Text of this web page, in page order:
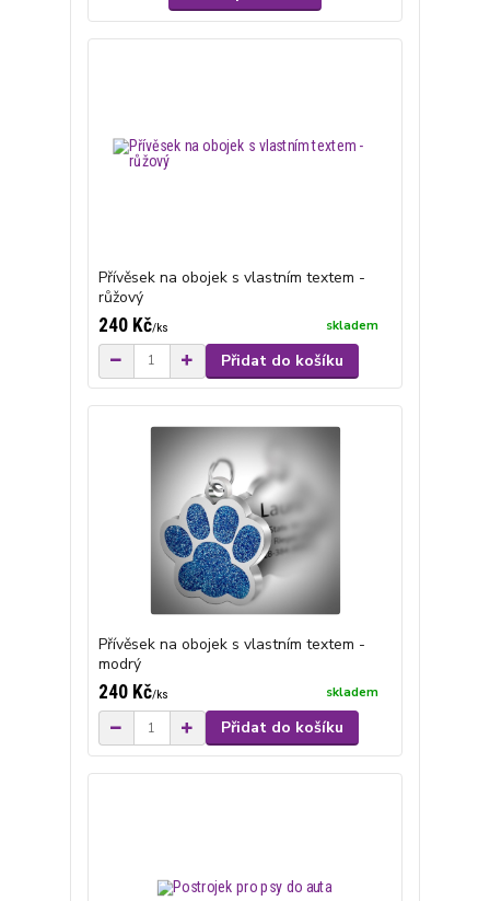
Přívěsek na obojek s vlastním textem -
růžový
240 Kč/ks skladem
Přidat do košíku
Přívěsek na obojek s vlastním textem -
modrý
240 Kč/ks skladem
Přidat do košíku